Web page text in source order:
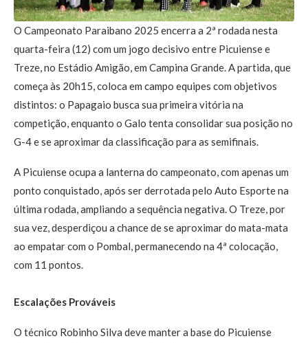
O Campeonato Paraibano 2025 encerra a 2ª rodada nesta
quarta-feira (12) com um jogo decisivo entre Picuiense e
Treze, no Estádio Amigão, em Campina Grande. A partida, que
começa às 20h15, coloca em campo equipes com objetivos
distintos: o Papagaio busca sua primeira vitória na
competição, enquanto o Galo tenta consolidar sua posição no
G-4 e se aproximar da classificação para as semifinais.
A Picuiense ocupa a lanterna do campeonato, com apenas um
ponto conquistado, após ser derrotada pelo Auto Esporte na
última rodada, ampliando a sequência negativa. O Treze, por
sua vez, desperdiçou a chance de se aproximar do mata-mata
ao empatar com o Pombal, permanecendo na 4ª colocação,
com 11 pontos.
Escalações Prováveis
O técnico Robinho Silva deve manter a base do Picuiense